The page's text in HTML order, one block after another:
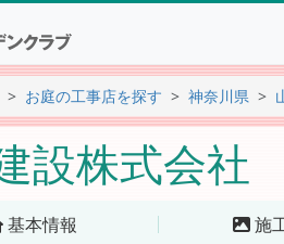
お庭の工事店を探す 神奈川県
設株式会社
基本情報 施